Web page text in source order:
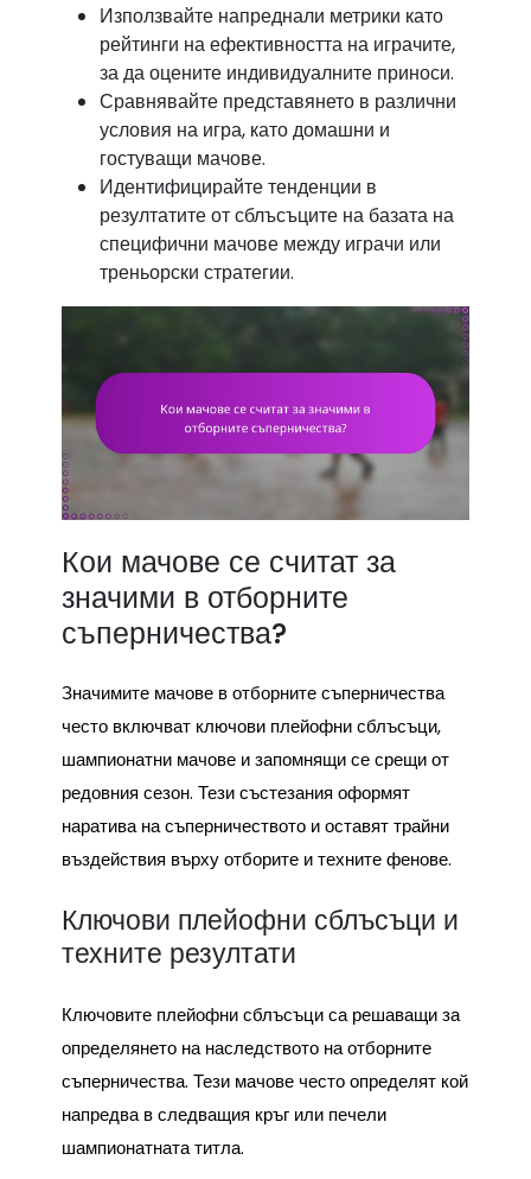
Използвайте напреднали метрики като
рейтинги на ефективността на играчите,
за да оцените индивидуалните приноси.
Сравнявайте представянето в различни
условия на игра, като домашни и
гостуващи мачове.
Идентифицирайте тенденции в
резултатите от сблъсъците на базата на
специфични мачове между играчи или
треньорски стратегии.
Кои мачове се считат за
значими в отборните
съперничества?
Значимите мачове в отборните съперничества
често включват ключови плейофни сблъсъци,
шампионатни мачове и запомнящи се срещи от
редовния сезон. Тези състезания оформят
наратива на съперничеството и оставят трайни
въздействия върху отборите и техните фенове.
Ключови плейофни сблъсъци и
техните резултати
Ключовите плейофни сблъсъци са решаващи за
определянето на наследството на отборните
съперничества. Тези мачове често определят кой
напредва в следващия кръг или печели
шампионатната титла.